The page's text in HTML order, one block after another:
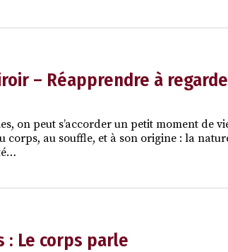
– Réapprendre à
on peut s’accorder un petit moment de
corps, au souffle, et à son origine : la
: Le corps parle